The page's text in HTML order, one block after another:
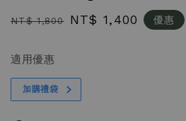
Regular
NT$ 1,800
Sale
NT$ 1,400 優惠
適用優惠
加購禮袋